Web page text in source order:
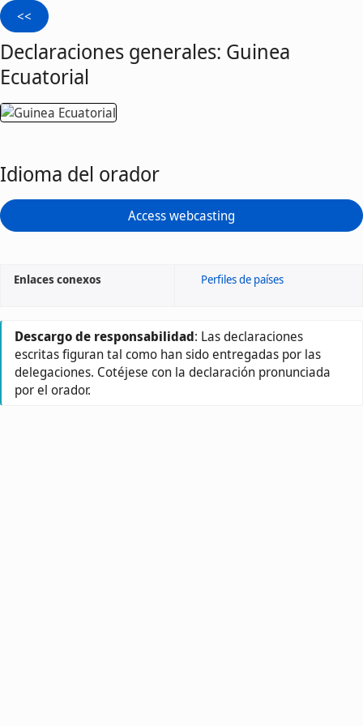
Declaraciones generales: Guinea
Ecuatorial
Idioma del orador
Access webcasting
Enlaces conexos Perfiles de países
Descargo de responsabilidad: Las declaraciones
escritas figuran tal como han sido entregadas por las
delegaciones. Cotéjese con la declaración pronunciada
por el orador.